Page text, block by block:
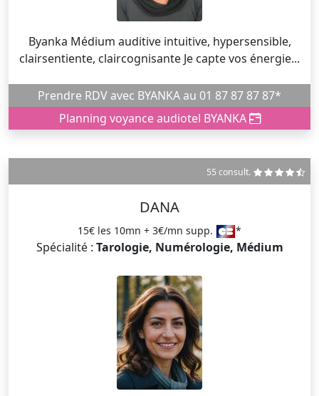
Byanka Médium auditive intuitive, hypersensible,
clairsentiente, claircognisante Je capte vos énergie...
Prendre RDV avec BYANKA au 01 87 87 87 87*
Planning voyance audiotel BYANKA
55 consult.
DANA
15€ les 10mn + 3€/mn supp. *
Spécialité : Tarologie, Numérologie, Médium